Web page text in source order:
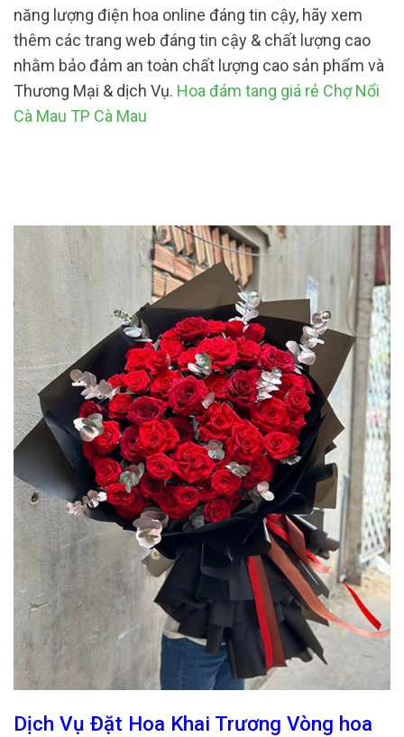
năng lượng điện hoa online đáng tin cậy, hãy xem
thêm các trang web đáng tin cậy & chất lượng cao
nhằm bảo đảm an toàn chất lượng cao sản phẩm và
Thương Mại & dịch Vụ. Hoa đám tang giá rẻ Chợ Nổi
Cà Mau TP Cà Mau
Dịch Vụ Đặt Hoa Khai Trương Vòng hoa